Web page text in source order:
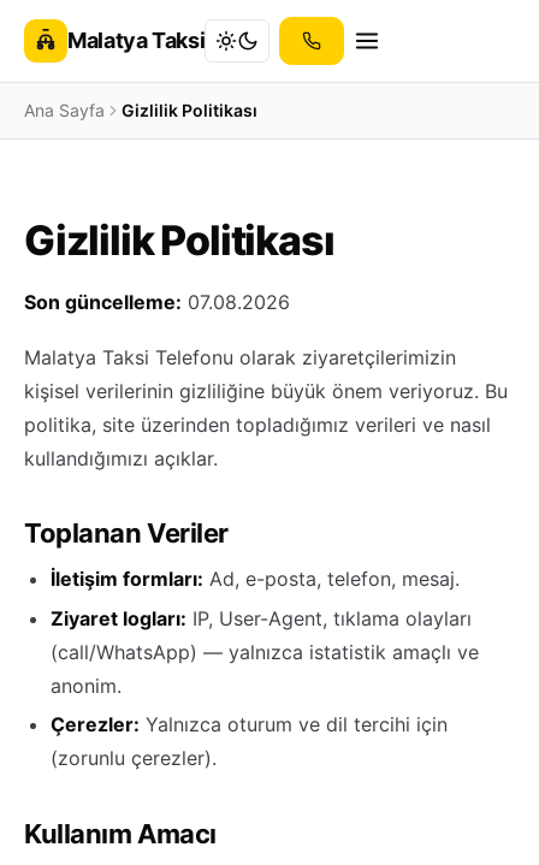
Malatya Taksi
Ana Sayfa Gizlilik Politikası
Gizlilik Politikası
Son güncelleme: 07.08.2026
Malatya Taksi Telefonu olarak ziyaretçilerimizin
kişisel verilerinin gizliliğine büyük önem veriyoruz. Bu
politika, site üzerinden topladığımız verileri ve nasıl
kullandığımızı açıklar.
Toplanan Veriler
İletişim formları: Ad, e-posta, telefon, mesaj.
Ziyaret logları: IP, User-Agent, tıklama olayları
(call/WhatsApp) — yalnızca istatistik amaçlı ve
anonim.
Çerezler: Yalnızca oturum ve dil tercihi için
(zorunlu çerezler).
Kullanım Amacı